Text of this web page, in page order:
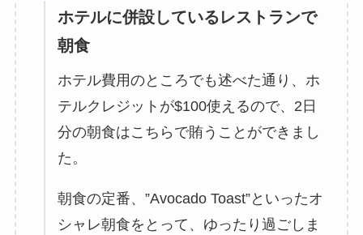
ホテルに併設しているレストランで
朝食
ホテル費用のところでも述べた通り、ホ
テルクレジットが$100使えるので、2日
分の朝食はこちらで賄うことができまし
た。
朝食の定番、”Avocado Toast”といったオ
シャレ朝食をとって、ゆったり過ごしま